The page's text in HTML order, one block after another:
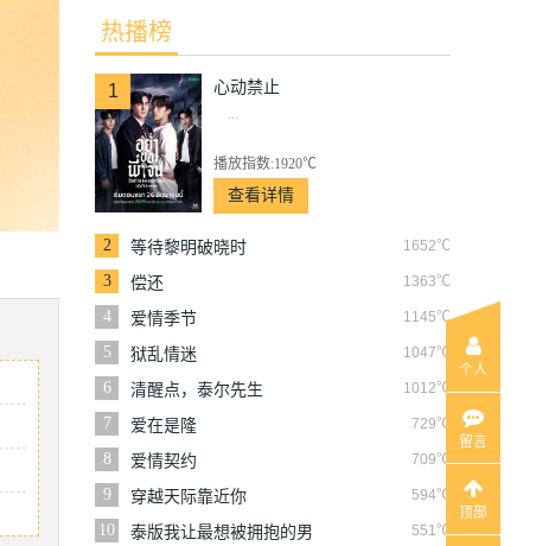
热播榜
1 心动禁止
...
播放指数:1920℃
查看详情
2 1652℃
等待黎明破晓时
3
1363℃
偿还
4
1145℃
爱情季节
5
1047℃
狱乱情迷
6
1012℃
清醒点，泰尔先生
7
729℃
爱在是隆
8
709℃
爱情契约
9
594℃
穿越天际靠近你
10
551℃
泰版我让最想被拥抱的男
个人
留言
顶部